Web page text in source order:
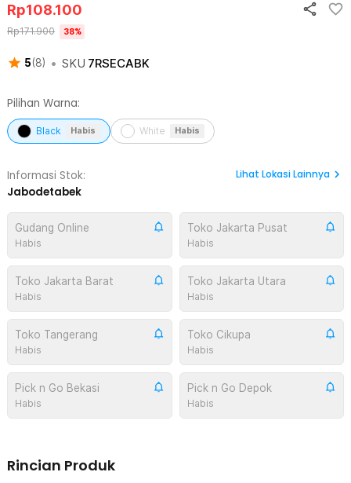
5(8) • SKU 7RSECABK
Rp108.100
Rp171.900 38%
Pilihan Warna:
Black Habis White Habis
Informasi Stok:
Jabodetabek
Lihat Lokasi Lainnya
Gudang Online
Habis
Toko Jakarta Pusat
Habis
Toko Jakarta Barat
Habis
Toko Jakarta Utara
Habis
Toko Tangerang
Habis
Toko Cikupa
Habis
Pick n Go Bekasi
Habis
Pick n Go Depok
Habis
Rincian Produk